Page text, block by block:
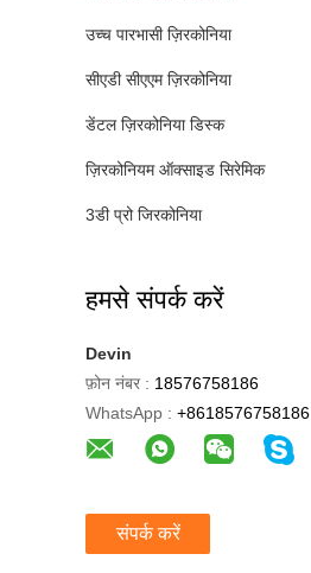
उच्च पारभासी ज़िरकोनिया
सीएडी सीएएम ज़िरकोनिया
डेंटल ज़िरकोनिया डिस्क
ज़िरकोनियम ऑक्साइड सिरेमिक
3डी प्रो जिरकोनिया
हमसे संपर्क करें
Devin
फ़ोन नंबर : 18576758186
WhatsApp : +8618576758186
संपर्क करें